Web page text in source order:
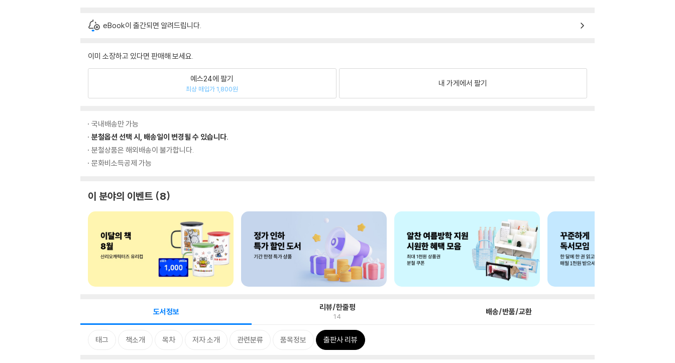
eBook이 출간되면 알려드립니다.
이미 소장하고 있다면 판매해 보세요.
예스24에 팔기
최상 매입가 1,800원
내 가게에서 팔기
국내배송만 가능
분철옵션 선택 시, 배송일이 변경될 수 있습니다.
분철상품은 해외배송이 불가합니다.
문화비소득공제 가능
이 분야의 이벤트 8
도서정보 리뷰/한줄평
14 배송/반품/교환
태그 책소개 목차 저자 소개 관련분류 품목정보 출판사 리뷰